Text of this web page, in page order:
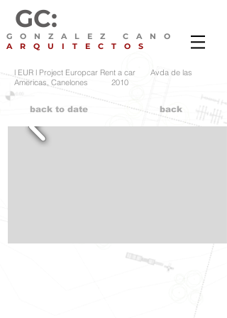
GC:
GONZALEZ CANO
ARQUITECTOS
l EUR l Project Europcar Rent a car Avda de las
Americas, Canelones 2010
back to date back